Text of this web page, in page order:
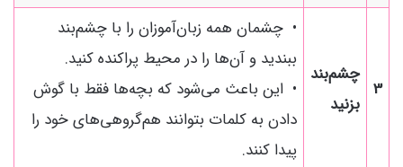
3
چشم‌بند
بزنید
• چشمان همه زبان‌آموزان را با چشم‌بند
ببندید و آن‌ها را در محیط پراکنده کنید.
• این باعث می‌شود که بچه‌ها فقط با گوش
دادن به کلمات بتوانند هم‌گروهی‌های خود را
پیدا کنند.